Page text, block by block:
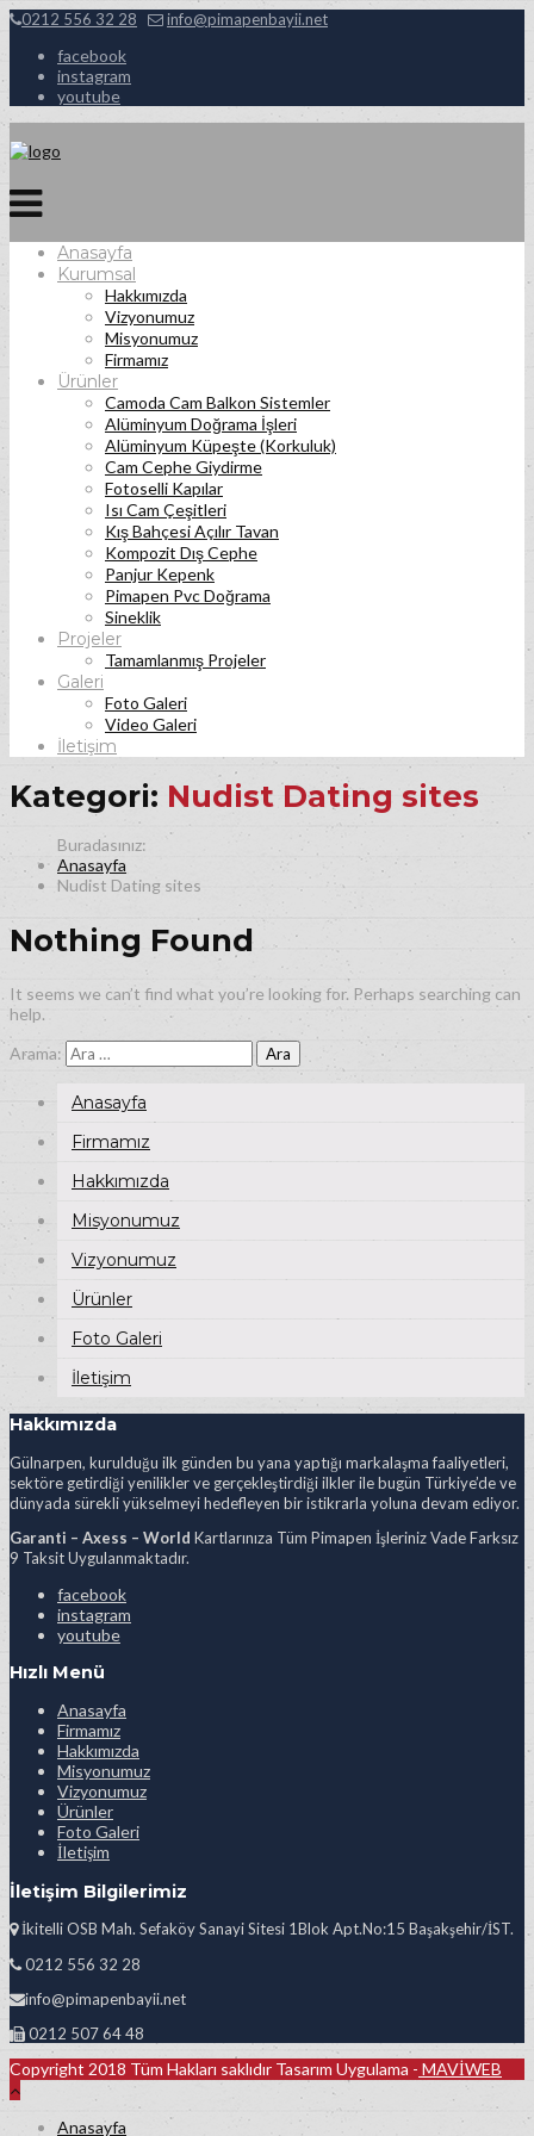
0212 556 32 28 info@pimapenbayii.net
facebook
instagram
youtube
Anasayfa
Kurumsal
Hakkımızda
Vizyonumuz
Misyonumuz
Firmamız
Ürünler
Camoda Cam Balkon Sistemler
Alüminyum Doğrama İşleri
Alüminyum Küpeşte (Korkuluk)
Cam Cephe Giydirme
Fotoselli Kapılar
Isı Cam Çeşitleri
Kış Bahçesi Açılır Tavan
Kompozit Dış Cephe
Panjur Kepenk
Pimapen Pvc Doğrama
Sineklik
Projeler
Tamamlanmış Projeler
Galeri
Foto Galeri
Video Galeri
İletişim
Kategori: Nudist Dating sites
Anasayfa
Nudist Dating sites
Nothing Found
It seems we can’t find what you’re looking for. Perhaps searching can
help.
Arama:
Anasayfa
Firmamız
Hakkımızda
Misyonumuz
Vizyonumuz
Ürünler
Foto Galeri
İletişim
Hakkımızda
Gülnarpen, kurulduğu ilk günden bu yana yaptığı markalaşma faaliyetleri,
sektöre getirdiği yenilikler ve gerçekleştirdiği ilkler ile bugün Türkiye’de ve
dünyada sürekli yükselmeyi hedefleyen bir istikrarla yoluna devam ediyor.
Garanti – Axess – World Kartlarınıza Tüm Pimapen İşleriniz Vade Farksız
9 Taksit Uygulanmaktadır.
facebook
instagram
youtube
Hızlı Menü
Anasayfa
Firmamız
Hakkımızda
Misyonumuz
Vizyonumuz
Ürünler
Foto Galeri
İletişim
İletişim Bilgilerimiz
İkitelli OSB Mah. Sefaköy Sanayi Sitesi 1Blok Apt.No:15 Başakşehir/İST.
0212 556 32 28
info@pimapenbayii.net
0212 507 64 48
Copyright 2018 Tüm Hakları saklıdır Tasarım Uygulama - MAVİWEB
Anasayfa